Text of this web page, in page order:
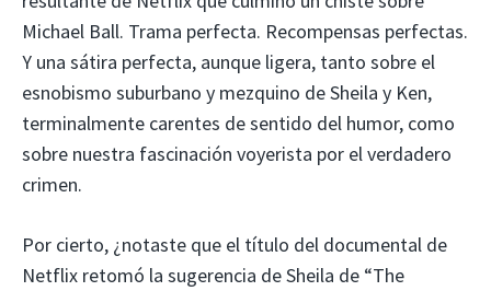
Michael Ball. Trama perfecta. Recompensas perfectas.
Y una sátira perfecta, aunque ligera, tanto sobre el
esnobismo suburbano y mezquino de Sheila y Ken,
terminalmente carentes de sentido del humor, como
sobre nuestra fascinación voyerista por el verdadero
crimen.
Por cierto, ¿notaste que el título del documental de
Netflix retomó la sugerencia de Sheila de “The